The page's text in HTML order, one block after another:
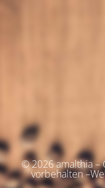
© 2026 amalthia –
vorbehalten